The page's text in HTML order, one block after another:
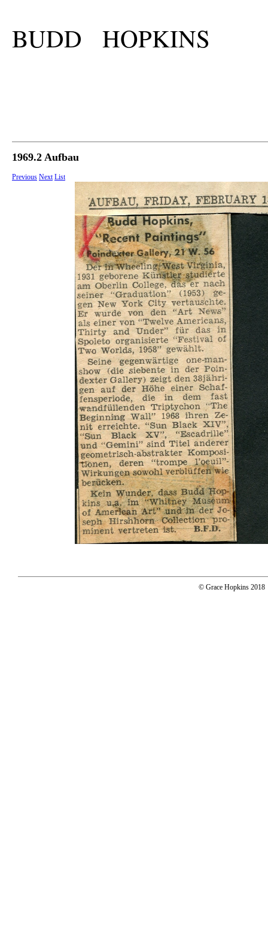
BUDD HOPKINS
1969.2 Aufbau
Previous Next List
© Grace Hopkins 2018